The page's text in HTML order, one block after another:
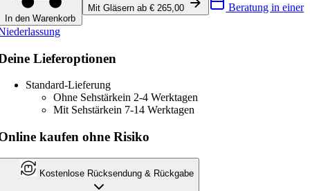
In den Warenkorb
Mit Gläsern ab € 265,00 Beratung in einer
Lieferoptionen
Standard-Lieferung
Ohne Sehstärkein 2-4 Werktagen
Mit Sehstärkein 7-14 Werktagen
kaufen ohne Risiko
Kostenlose Rücksendung & Rückgabe